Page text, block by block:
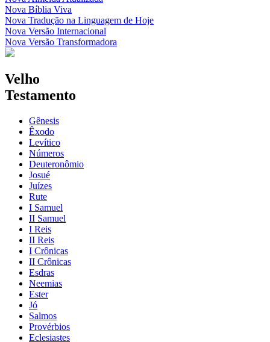
Nova Bíblia Viva
Nova Tradução na Linguagem de Hoje
Nova Versão Internacional
Nova Versão Transformadora
Velho
Testamento
Gênesis
Êxodo
Levítico
Números
Deuteronômio
Josué
Juízes
Rute
I Samuel
II Samuel
I Reis
II Reis
I Crônicas
II Crônicas
Esdras
Neemias
Ester
Jó
Salmos
Provérbios
Eclesiastes